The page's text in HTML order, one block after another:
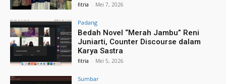
fitria - Mei 7, 2026
Padang
Bedah Novel “Merah Jambu” Reni
Juniarti, Counter Discourse dalam
Karya Sastra
fitria - Mei 5, 2026
Sumbar